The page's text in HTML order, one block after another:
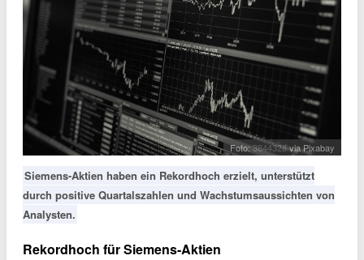
Foto:3844328via Pixabay
Siemens-Aktien haben ein Rekordhoch erzielt, unterstützt
durch positive Quartalszahlen und Wachstumsaussichten von
Analysten.
Rekordhoch für Siemens-Aktien